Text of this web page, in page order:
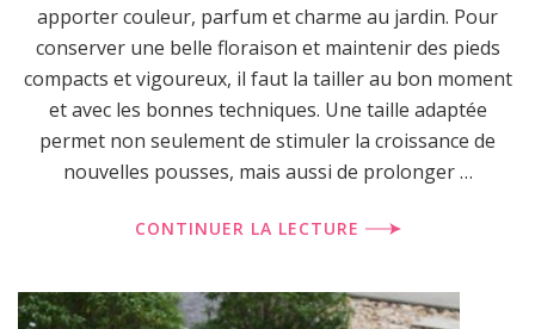
apporter couleur, parfum et charme au jardin. Pour
conserver une belle floraison et maintenir des pieds
compacts et vigoureux, il faut la tailler au bon moment
et avec les bonnes techniques. Une taille adaptée
permet non seulement de stimuler la croissance de
nouvelles pousses, mais aussi de prolonger …
CONTINUER LA LECTURE